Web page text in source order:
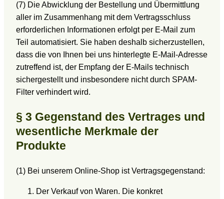
(7) Die Abwicklung der Bestellung und Übermittlung
aller im Zusammenhang mit dem Vertragsschluss
erforderlichen Informationen erfolgt per E-Mail zum
Teil automatisiert. Sie haben deshalb sicherzustellen,
dass die von Ihnen bei uns hinterlegte E-Mail-Adresse
zutreffend ist, der Empfang der E-Mails technisch
sichergestellt und insbesondere nicht durch SPAM-
Filter verhindert wird.
§ 3 Gegenstand des Vertrages und
wesentliche Merkmale der
Produkte
(1) Bei unserem Online-Shop ist Vertragsgegenstand:
Der Verkauf von Waren. Die konkret